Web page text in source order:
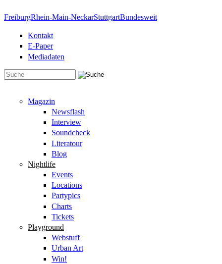
FreiburgRhein-Main-NeckarStuttgartBundesweit
Kontakt
E-Paper
Mediadaten
Magazin
Newsflash
Interview
Soundcheck
Literatour
Blog
Nightlife
Events
Locations
Partypics
Charts
Tickets
Playground
Webstuff
Urban Art
Win!